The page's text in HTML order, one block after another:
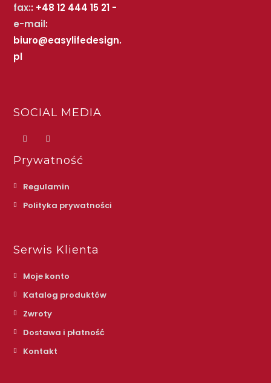
fax:: +48 12 444 15 21 -
e-mail:
biuro@easylifedesign.
pl
SOCIAL MEDIA
Prywatność
Regulamin
Polityka prywatności
Serwis Klienta
Moje konto
Katalog produktów
Zwroty
Dostawa i płatność
Kontakt